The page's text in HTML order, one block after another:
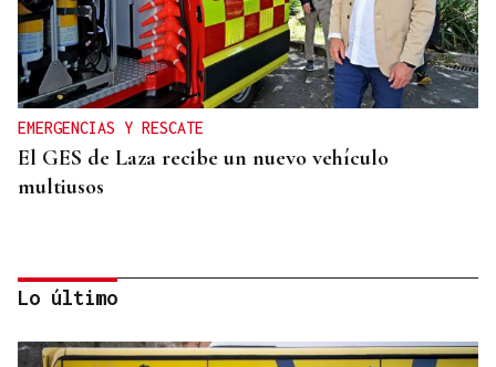
EMERGENCIAS Y RESCATE
El GES de Laza recibe un nuevo vehículo
multiusos
Lo último